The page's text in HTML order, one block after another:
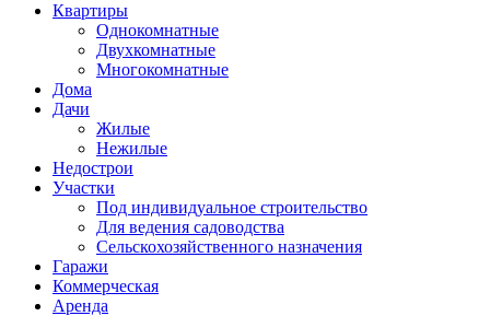
Квартиры
Однокомнатные
Двухкомнатные
Многокомнатные
Дома
Дачи
Жилые
Нежилые
Недострои
Участки
Под индивидуальное строительство
Для ведения садоводства
Сельскохозяйственного назначения
Гаражи
Коммерческая
Аренда